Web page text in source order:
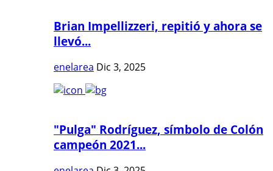
Brian Impellizzeri, repitió y ahora se
llevó...
enelarea Dic 3, 2025
"Pulga" Rodríguez, símbolo de Colón
campeón 2021...